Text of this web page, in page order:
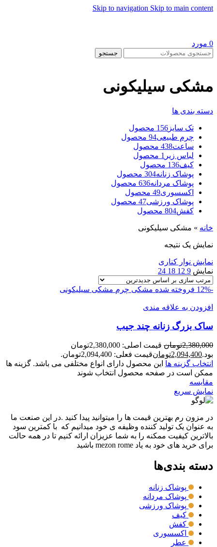
Skip to navigation Skip to main content
0 مورد
جستجو
مشکی سیلیکونی
دسته بندی ها
تک سایز 156 محصول
چرم طبیعی94 محصول
ساعت438 محصول
لباس زیر 1 محصول
کیف136 محصول
پوشاک زنانه304 محصول
پوشاک مردانه636 محصول
اکسسوری49 محصول
پوشاک ورزشی47 محصول
کفش804 محصول
خانه » مشکی سیلیکونی
نمایش یک نتیجه
نمایش نوار کناری
نمایش 9
12
18
24
-12% فروخته شده مشکی چرم مشکی سیلیکونی
افزودن به علاقه مندی
ساک بزرگ زنانه چند جيب
2,380,000تومان
قیمت اصلی: 2,380,000تومان
بود.2,094,400تومانقیمت فعلی: 2,094,400تومان.
انتخاب گزینه ها این محصول دارای انواع مختلفی می باشد. گزینه ها
ممکن است در صفحه محصول انتخاب شوند
مقايسه
نمایش سریع
در مزون رم بهترین قیمت ها را میتوانید پیدا کنید .در این صنعت ما
به عنوان یک تولید کننده وظیفه ی خود میدانیم که با کمترین سود
بالاترین کیفیت ممکنه را به شما عزیزان ارائه کنیم تا در همه حالت
برای خرید های خود به یاد mezon rome باشید
دسته بندی‌ها
پوشاک زنانه
پوشاک مردانه
پوشاک ورزشی
کیف
کفش
اکسسوری
عطر